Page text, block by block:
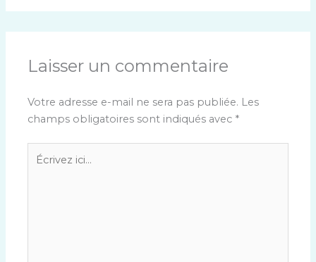
Laisser un commentaire
Votre adresse e-mail ne sera pas publiée. Les
champs obligatoires sont indiqués avec *
Écrivez
ici…